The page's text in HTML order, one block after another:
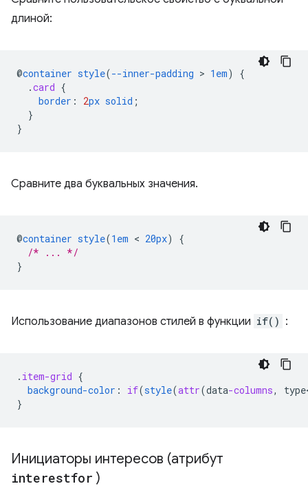
длиной:
@container style(--inner-padding > 1em)
{
.card {
border : 2px solid ;
}
}
Сравните два буквальных значения.
@container style(1em < 20px)
{
/* ... */
}
Использование диапазонов стилей в функции if() :
. item-grid {
background-color : if(style(attr(data-columns,
}
Инициаторы интересов (атрибут
interestfor )